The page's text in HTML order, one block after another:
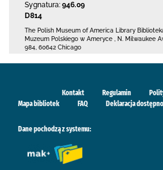
Sygnatura: 946.09
D814
The Polish Museum of America Library
Muzeum Polskiego w Ameryce
N. Milwaukee
984 60642 Chicago
Kontakt Regulamin
Mapa bibliotek
FAQ Deklaracja
Dane pochodzą z systemu: